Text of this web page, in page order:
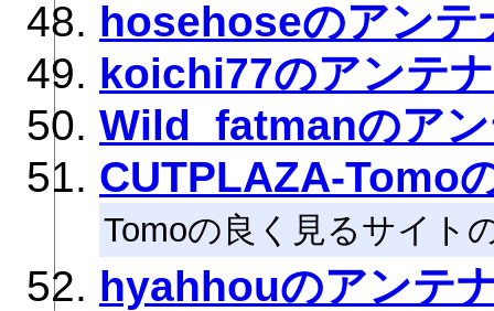
hosehoseのアンテ
koichi77のアンテナ
Wild_fatmanのア
CUTPLAZA-Tomo
Tomoの良く見るサイト
hyahhouのアンテ